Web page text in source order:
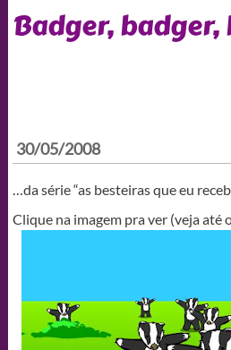
Badger,
30/05/2008
…da série “as besteiras que eu
Clique na imagem pra ver (veja até